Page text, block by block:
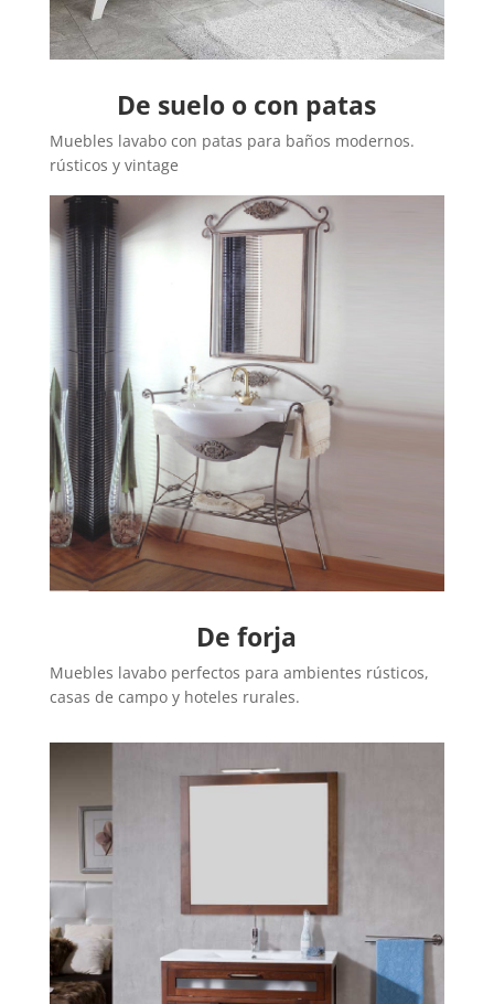
De suelo o con patas
Muebles lavabo con patas para baños modernos.
rústicos y vintage
De forja
Muebles lavabo perfectos para ambientes rústicos,
casas de campo y hoteles rurales.